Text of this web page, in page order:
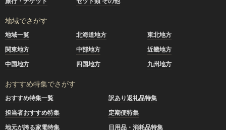
地域でさがす
地域一覧 北海道地方
東北地方
関東地方
中部地方
近畿地方
中国地方
四国地方 九州地方
おすすめ特集でさがす
おすすめ特集一覧
訳あり返礼品特集
担当者おすすめ特集
定期便特集
地元が誇る家電特集
日用品・消耗品特集